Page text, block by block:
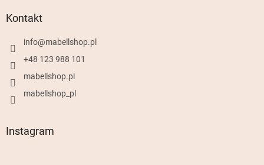
Kontakt
info@mabellshop.pl
+48 123 988 101
mabellshop.pl
mabellshop_pl
Instagram